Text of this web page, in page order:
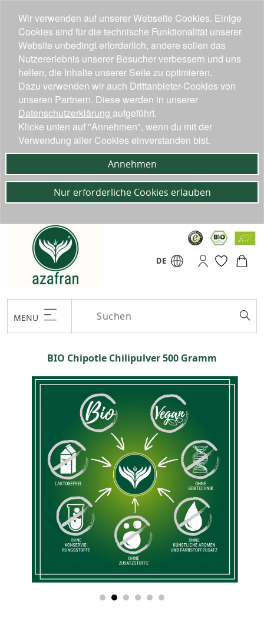
DE
MENU
BIO Chipotle Chilipulver 500 Gramm
Wir verwenden auf unserer Webseite Cookies. Einige
Cookies sind für die technische Funktionalität unserer
Website unbedingt erforderlich, andere sollen das
Nutzererlebnis unserer Besucher verbessern und uns
helfen, die Inhalte unserer Seite zu optimieren.
Dazu verwenden wir auch Drittanbieter-Cookies von
unseren Partnern. Diese werden in unserer
Datenschutzerklärung aufgeführt.
Klicke unten auf "Annehmen", wenn du mit der
Verwendung aller Cookies einverstanden bist.
Annehmen
Nur erforderliche Cookies erlauben